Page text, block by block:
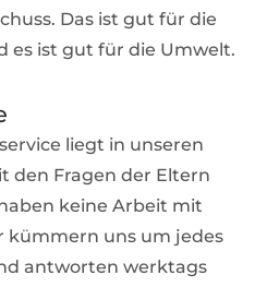
Das ist gut für die
es ist gut für die Umwelt.
liegt in unseren
den Fragen der Eltern
keine Arbeit mit
kümmern uns um jedes
antworten werktags